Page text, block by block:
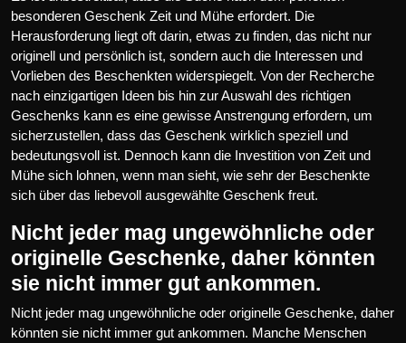
besonderen Geschenk Zeit und Mühe erfordert. Die
Herausforderung liegt oft darin, etwas zu finden, das nicht nur
originell und persönlich ist, sondern auch die Interessen und
Vorlieben des Beschenkten widerspiegelt. Von der Recherche
nach einzigartigen Ideen bis hin zur Auswahl des richtigen
Geschenks kann es eine gewisse Anstrengung erfordern, um
sicherzustellen, dass das Geschenk wirklich speziell und
bedeutungsvoll ist. Dennoch kann die Investition von Zeit und
Mühe sich lohnen, wenn man sieht, wie sehr der Beschenkte
sich über das liebevoll ausgewählte Geschenk freut.
Nicht jeder mag ungewöhnliche oder
originelle Geschenke, daher könnten
sie nicht immer gut ankommen.
Nicht jeder mag ungewöhnliche oder originelle Geschenke, daher
könnten sie nicht immer gut ankommen. Manche Menschen